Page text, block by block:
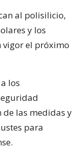
al polisilicio,
y los
vigor el próximo
los
las medidas y
para